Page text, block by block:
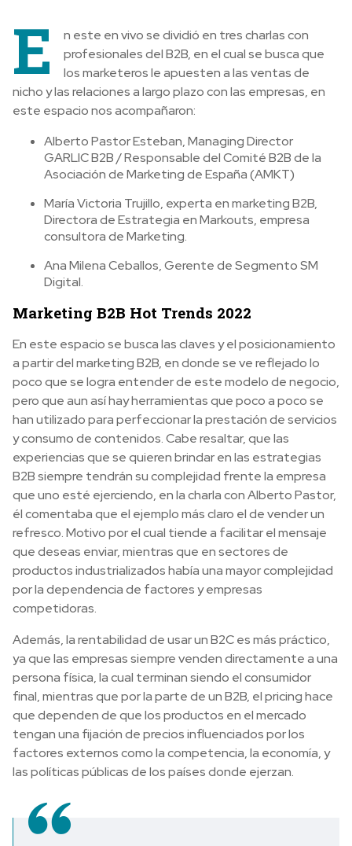
E
n este en vivo se dividió en tres charlas con
profesionales del B2B, en el cual se busca que
los marketeros le apuesten a las ventas de
nicho y las relaciones a largo plazo con las empresas, en
este espacio nos acompañaron:
Alberto Pastor Esteban, Managing Director
GARLIC B2B / Responsable del Comité B2B de la
Asociación de Marketing de España (AMKT)
María Victoria Trujillo, experta en marketing B2B,
Directora de Estrategia en Markouts, empresa
consultora de Marketing.
Ana Milena Ceballos, Gerente de Segmento SM
Digital.
Marketing B2B Hot Trends 2022
En este espacio se busca las claves y el posicionamiento
a partir del marketing B2B, en donde se ve reflejado lo
poco que se logra entender de este modelo de negocio,
pero que aun así hay herramientas que poco a poco se
han utilizado para perfeccionar la prestación de servicios
y consumo de contenidos. Cabe resaltar, que las
experiencias que se quieren brindar en las estrategias
B2B siempre tendrán su complejidad frente la empresa
que uno esté ejerciendo, en la charla con Alberto Pastor,
él comentaba que el ejemplo más claro el de vender un
refresco. Motivo por el cual tiende a facilitar el mensaje
que deseas enviar, mientras que en sectores de
productos industrializados había una mayor complejidad
por la dependencia de factores y empresas
competidoras.
Además, la rentabilidad de usar un B2C es más práctico,
ya que las empresas siempre venden directamente a una
persona física, la cual terminan siendo el consumidor
final, mientras que por la parte de un B2B, el pricing hace
que dependen de que los productos en el mercado
tengan una fijación de precios influenciados por los
factores externos como la competencia, la economía, y
las políticas públicas de los países donde ejerzan.